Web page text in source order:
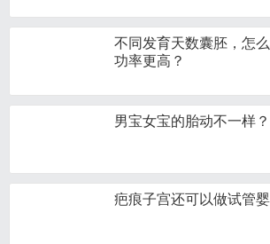
不同发育天数囊胚，怎
功率更高？
男宝女宝的胎动不一样？
疤痕子宫还可以做试管